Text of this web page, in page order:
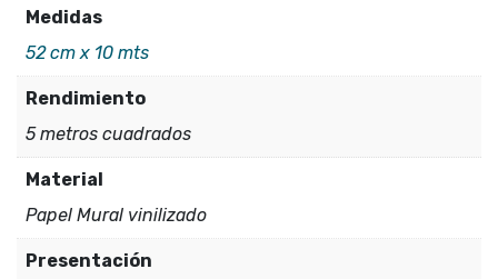
Medidas
52 cm x 10 mts
Rendimiento
5 metros cuadrados
Material
Papel Mural vinilizado
Presentación